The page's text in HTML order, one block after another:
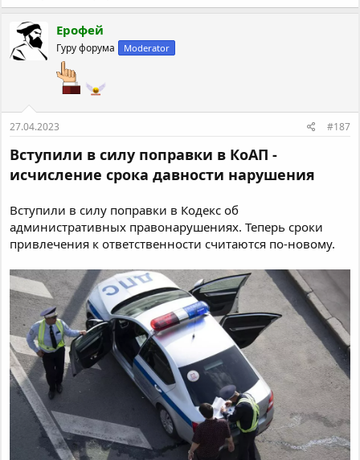
Ерофей
Гуру форума Moderator
27.04.2023 #187
Вступили в силу поправки в КоАП -
исчисление срока давности нарушения
Вступили в силу поправки в Кодекс об
административных правонарушениях. Теперь сроки
привлечения к ответственности считаются по-новому.